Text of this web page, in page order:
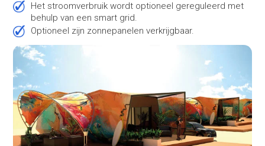
Het stroomverbruik wordt optioneel gereguleerd met
behulp van een smart grid.
Optioneel zijn zonnepanelen verkrijgbaar.